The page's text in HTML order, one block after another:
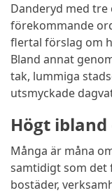
Danderyd med tre
förekommande
flertal förslag om
Bland annat
tak, lummiga
utsmyckade
Högt
Många är måna
samtidigt som det
bostäder,